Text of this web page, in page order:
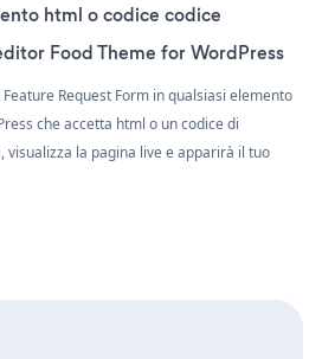
html o codice codice
Food Theme for WordPress
Request Form in qualsiasi elemento
che accetta html o un codice di
visualizza la pagina live e apparirà il tuo